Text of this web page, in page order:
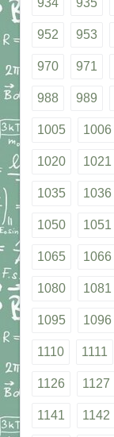
934 935
952 953
970 971
988 989
1005 1006
1020 1021
1035 1036
1050 1051
1065 1066
1080 1081
1095 1096
1110 1111
1126 1127
1141 1142